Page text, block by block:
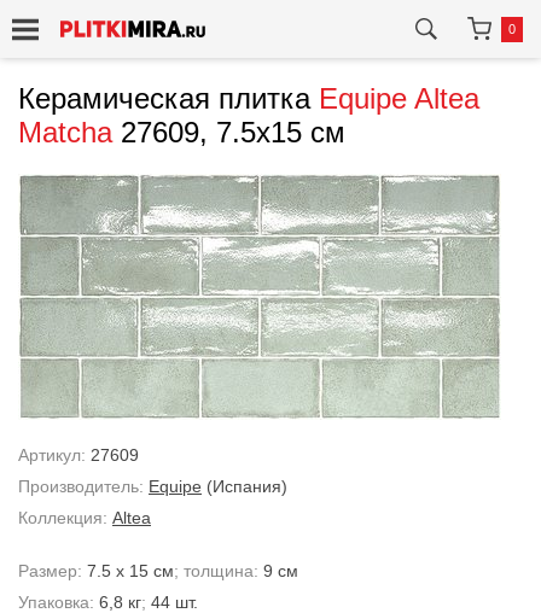
0
Керамическая плитка Equipe Altea
Matcha27609, 7.5x15 см
Артикул: 27609
Производитель: Equipe (Испания)
Коллекция: Altea
Размер: 7.5 x 15 см; толщина: 9 см
Упаковка: 6,8 кг; 44 шт.